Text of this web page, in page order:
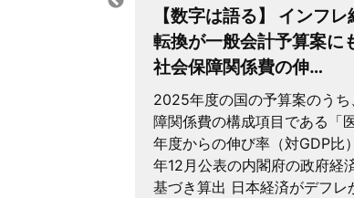
【数字は語る】 インフ
転換が一般会計予算案に
社会保障関係費の伸…
2025年度の国の予算案のうち
障関係費の構成項目である「
年度からの伸び率（対GDP比
年12月公表の内閣府の政府経
基づき算出 日本経済がデフレ